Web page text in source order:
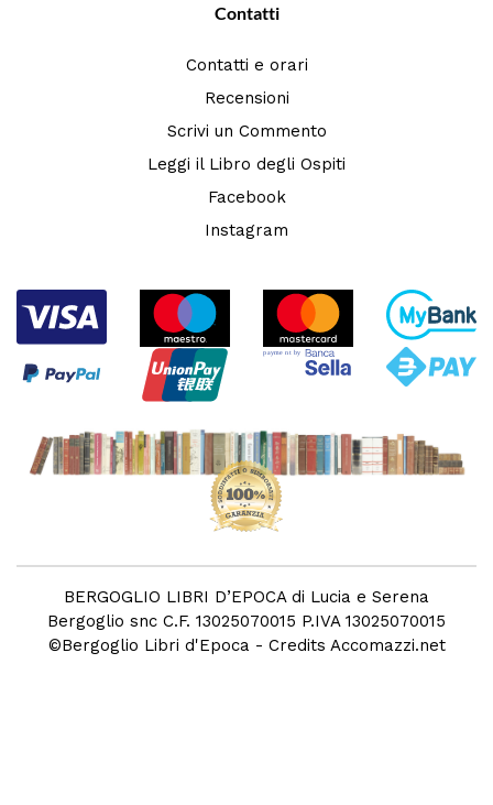
Contatti
Contatti e orari
Recensioni
Scrivi un Commento
Leggi il Libro degli Ospiti
Facebook
Instagram
BERGOGLIO LIBRI D’EPOCA di Lucia e Serena
Bergoglio snc C.F. 13025070015 P.IVA 13025070015
©Bergoglio Libri d'Epoca - Credits Accomazzi.net